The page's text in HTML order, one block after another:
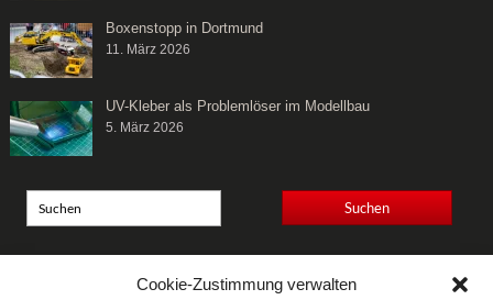
Cookie-Zustimmung verwalten
Boxenstopp in Dortmund
11. März 2026
UV-Kleber als Problemlöser im Modellbau
5. März 2026